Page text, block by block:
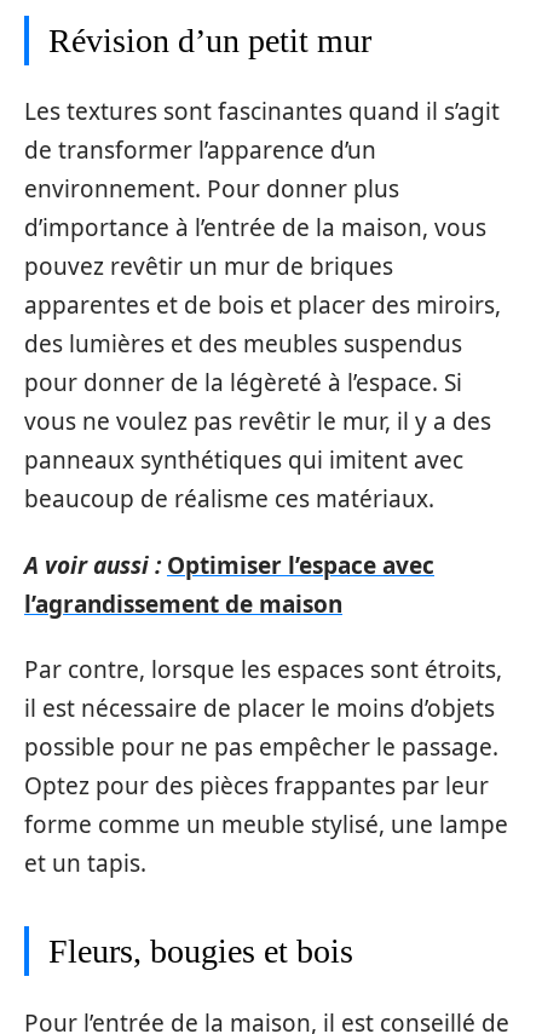
Révision d’un petit mur
Les textures sont fascinantes quand il s’agit
de transformer l’apparence d’un
environnement. Pour donner plus
d’importance à l’entrée de la maison, vous
pouvez revêtir un mur de briques
apparentes et de bois et placer des miroirs,
des lumières et des meubles suspendus
pour donner de la légèreté à l’espace. Si
vous ne voulez pas revêtir le mur, il y a des
panneaux synthétiques qui imitent avec
beaucoup de réalisme ces matériaux.
A voir aussi : Optimiser l’espace avec
l’agrandissement de maison
Par contre, lorsque les espaces sont étroits,
il est nécessaire de placer le moins d’objets
possible pour ne pas empêcher le passage.
Optez pour des pièces frappantes par leur
forme comme un meuble stylisé, une lampe
et un tapis.
Fleurs, bougies et bois
Pour l’entrée de la maison, il est conseillé de